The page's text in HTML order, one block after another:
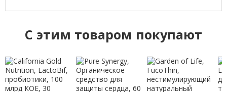
C этим товаром покупают